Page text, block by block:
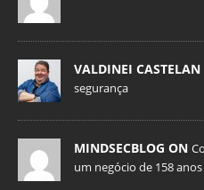
VALDINEI
segurança
MINDSECBLOG ON
um negócio de 158 anos